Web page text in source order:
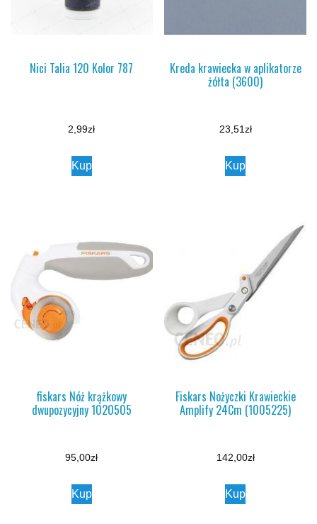
Nici Talia 120 Kolor 787
2,99zł
Kup
Kreda krawiecka w aplikatorze
żółta (3600)
23,51zł
Kup
fiskars Nóż krążkowy
dwupozycyjny 1020505
95,00zł
Kup
Fiskars Nożyczki Krawieckie
Amplify 24Cm (1005225)
142,00zł
Kup